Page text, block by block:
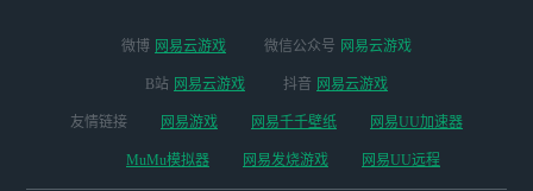
微博 网易云游戏 微信公众号 网易云游戏
B站 网易云游戏 抖音 网易云游戏
友情链接 网易游戏 网易千千壁纸 网易UU加速器
MuMu模拟器 网易发烧游戏 网易UU远程